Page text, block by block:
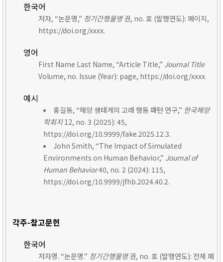
한국어
저자, “논문명,” 정기간행물명권, no. 호 (발행연도): 페이지,
https://doi.org/xxxx.
영어
First Name Last Name, “Article Title,” Journal Title
Volume, no. Issue (Year): page, https://doi.org/xxxx.
예시
홍길동, “해양 생태계의 고래 행동 패턴 연구,” 한국해양
학회지12, no. 3 (2025): 45,
https://doi.org/10.9999/fake.2025.12.3.
John Smith, “The Impact of Simulated
Environments on Human Behavior,” Journal of
Human Behavior40, no. 2 (2024): 115,
https://doi.org/10.9999/jfhb.2024.40.2.
각주-참고문헌
한국어
저자명. “논문명.” 정기간행물명권, no. 호 (발행연도): 전체 페